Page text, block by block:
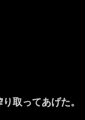
取ってあげた。